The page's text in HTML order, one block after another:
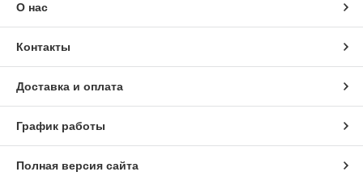
О нас
Контакты
Доставка и оплата
График работы
Полная версия сайта